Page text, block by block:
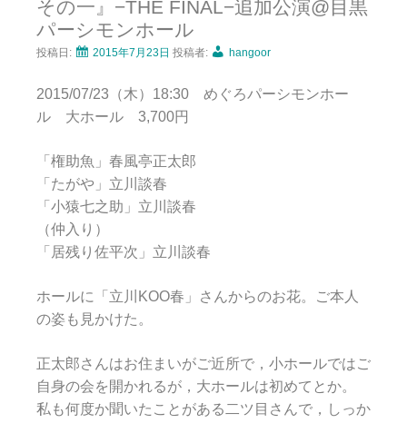
ツ
へ
ス
ッ
プ
その一』−THE FINAL−追加公演@目黒
パーシモンホール
投稿日: 2015年7月23日 投稿者: hangoor
2015/07/23（木）18:30 めぐろパーシモンホー
ル 大ホール 3,700円
「権助魚」春風亭正太郎
「たがや」立川談春
「小猿七之助」立川談春
（仲入り）
「居残り佐平次」立川談春
ホールに「立川KOO春」さんからのお花。ご本人
の姿も見かけた。
正太郎さんはお住まいがご近所で，小ホールではご
自身の会を開かれるが，大ホールは初めてとか。
私も何度か聞いたことがある二ツ目さんで，しっか